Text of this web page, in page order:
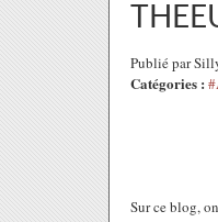
Publié par
Catégories :
Sur ce blog,